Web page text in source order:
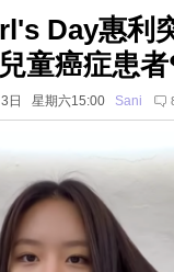
Day惠利
童癌症患
日 星期六15:00 Sani